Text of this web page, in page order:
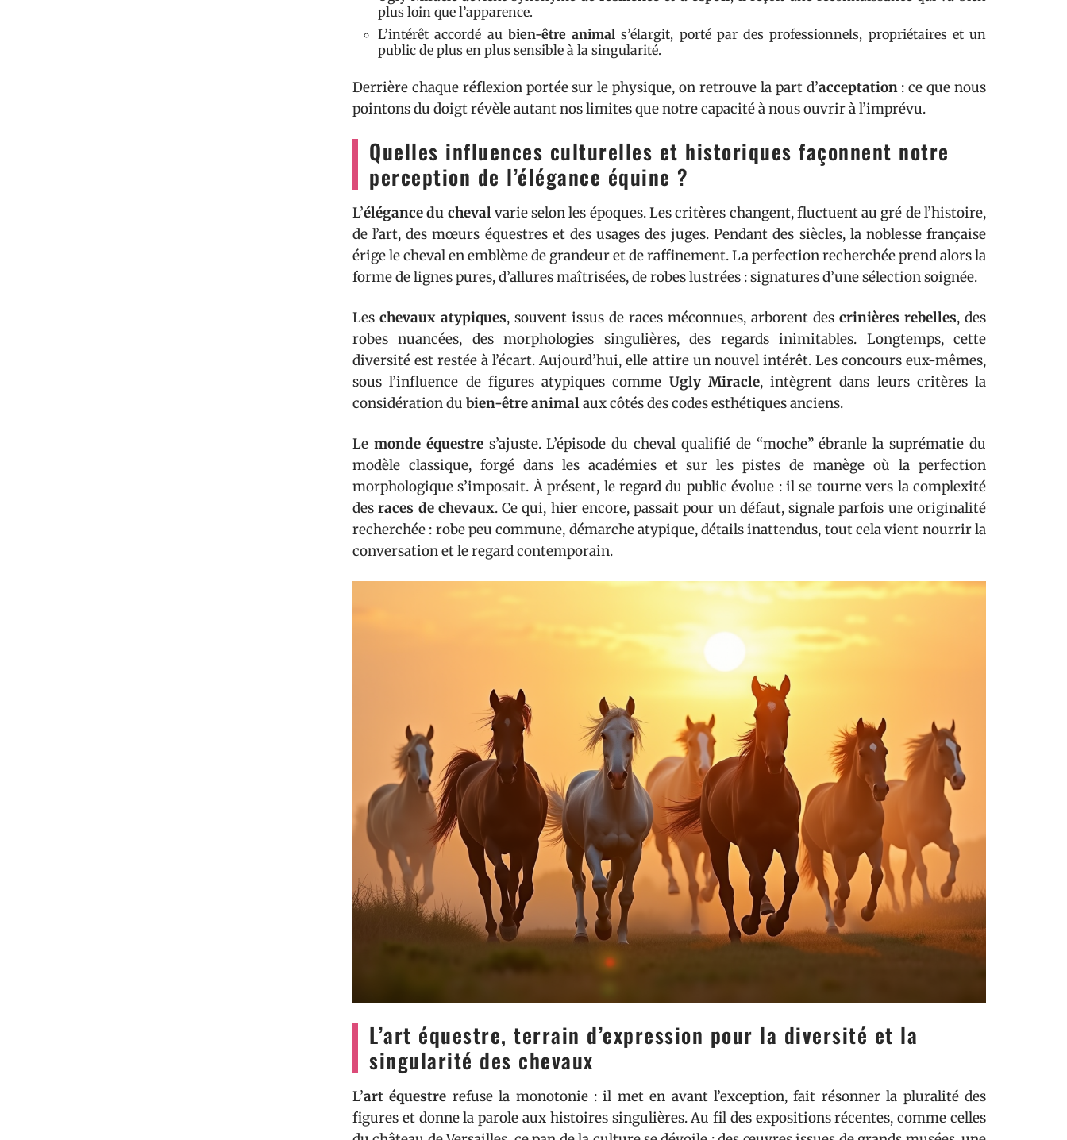
plus loin que l’apparence.
L’intérêt accordé au bien-être animal s’élargit, porté par des professionnels, propriétaires et un
public de plus en plus sensible à la singularité.
Derrière chaque réflexion portée sur le physique, on retrouve la part d’acceptation: ce que nous
pointons du doigt révèle autant nos limites que notre capacité à nous ouvrir à l’imprévu.
Quelles influences culturelles et historiques façonnent notre
perception de l’élégance équine ?
L’élégance du chevalvarie selon les époques. Les critères changent, fluctuent au gré de l’histoire,
de l’art, des mœurs équestres et des usages des juges. Pendant des siècles, la noblesse française
érige le cheval en emblème de grandeur et de raffinement. La perfection recherchée prend alors la
forme de lignes pures, d’allures maîtrisées, de robes lustrées : signatures d’une sélection soignée.
Les chevaux atypiques, souvent issus de races méconnues, arborent des crinières rebelles, des
robes nuancées, des morphologies singulières, des regards inimitables. Longtemps, cette
diversité est restée à l’écart. Aujourd’hui, elle attire un nouvel intérêt. Les concours eux-mêmes,
sous l’influence de figures atypiques comme Ugly Miracle, intègrent dans leurs critères la
considération du bien-être animalaux côtés des codes esthétiques anciens.
Le monde équestres’ajuste. L’épisode du cheval qualifié de “moche” ébranle la suprématie du
modèle classique, forgé dans les académies et sur les pistes de manège où la perfection
morphologique s’imposait. À présent, le regard du public évolue : il se tourne vers la complexité
desraces de chevaux. Ce qui, hier encore, passait pour un défaut, signale parfois une originalité
recherchée : robe peu commune, démarche atypique, détails inattendus, tout cela vient nourrir la
conversation et le regard contemporain.
L’art équestre, terrain d’expression pour la diversité et la
singularité des chevaux
L’art équestre refuse la monotonie : il met en avant l’exception, fait résonner la pluralité des
figures et donne la parole aux histoires singulières. Au fil des expositions récentes, comme celles